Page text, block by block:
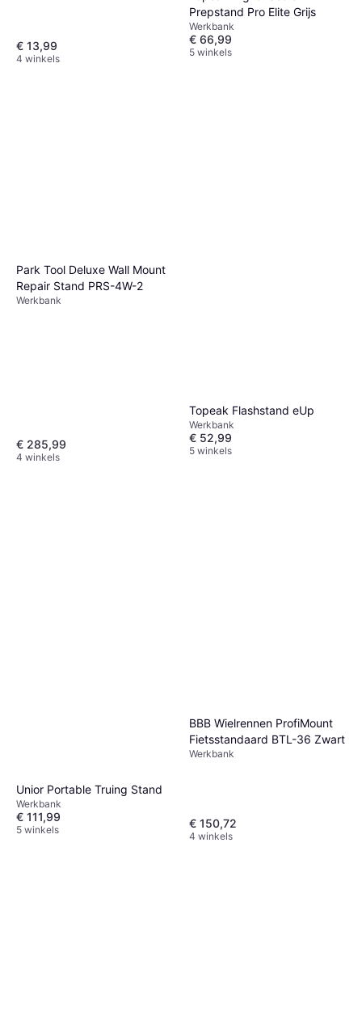
€ 13,99
4 winkels
Prepstand Pro Elite Grijs
Werkbank
€ 66,99
5 winkels
Park Tool Deluxe Wall Mount
Repair Stand PRS-4W-2
Werkbank
€ 285,99
4 winkels
Topeak Flashstand eUp
Werkbank
€ 52,99
5 winkels
Unior Portable Truing Stand
Werkbank
€ 111,99
5 winkels
BBB Wielrennen ProfiMount
Fietsstandaard BTL-36 Zwart
Werkbank
€ 150,72
4 winkels